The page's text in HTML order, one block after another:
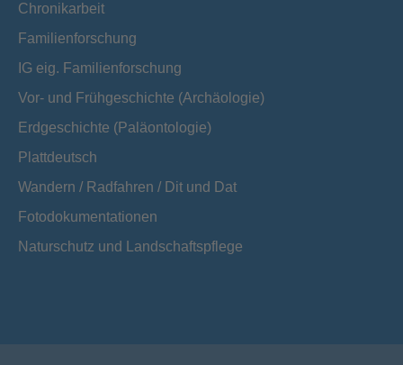
Chronikarbeit
Familienforschung
IG eig. Familienforschung
Vor- und Frühgeschichte (Archäologie)
Erdgeschichte (Paläontologie)
Plattdeutsch
Wandern / Radfahren / Dit und Dat
Fotodokumentationen
Naturschutz und Landschaftspflege